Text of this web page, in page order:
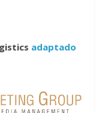
adaptado